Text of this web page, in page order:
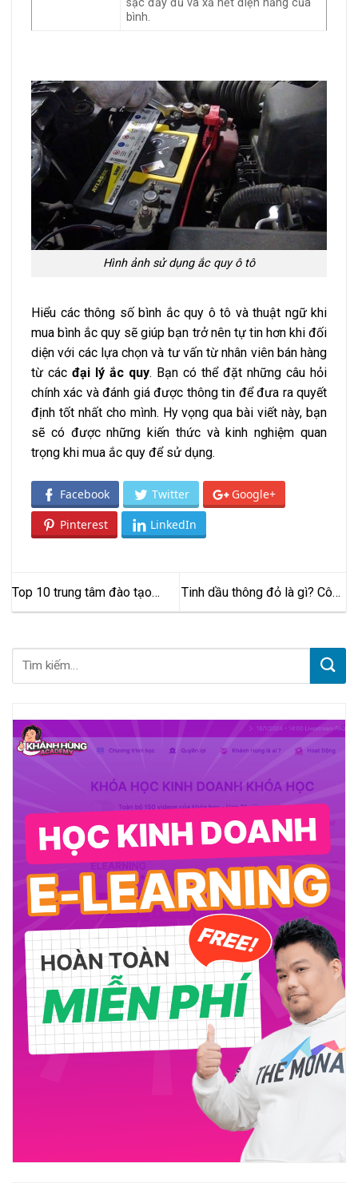
sạc đầy đủ và xả hết điện năng của
bình.
Hình ảnh sử dụng ắc quy ô tô
Hiểu các thông số bình ắc quy ô tô và thuật ngữ khi
mua bình ắc quy sẽ giúp bạn trở nên tự tin hơn khi đối
diện với các lựa chọn và tư vấn từ nhân viên bán hàng
từ các đại lý ắc quy. Bạn có thể đặt những câu hỏi
chính xác và đánh giá được thông tin để đưa ra quyết
định tốt nhất cho mình. Hy vọng qua bài viết này, bạn
sẽ có được những kiến thức và kinh nghiệm quan
trọng khi mua ắc quy để sử dụng.
Facebook Twitter Google+
Pinterest LinkedIn
Top 10 trung tâm đào tạo
Power BI uy tín tại TP.HCM
Tinh dầu thông đỏ là gì? Công
dụng thú vị của tinh dầu thông